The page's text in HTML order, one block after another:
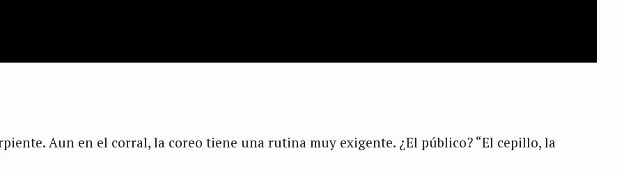
Aun en el corral, la coreo tiene una rutina muy exigente. ¿El público? “El cepillo, la